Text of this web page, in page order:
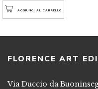
AGGIUNGI AL CARRELLO
FLORENCE ART
Via Duccio da